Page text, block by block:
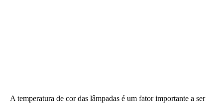
A temperatura de cor das lâmpadas é um fator importante a ser